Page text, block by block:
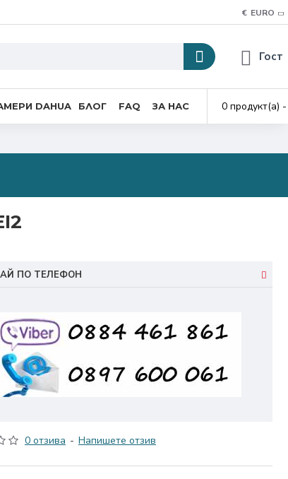
€ EURO
Гост
DAHUA БЛОГ FAQ ЗА НАС 0 продукт(а)
ПО ТЕЛЕФОН
0 отзива - Напишете отзив